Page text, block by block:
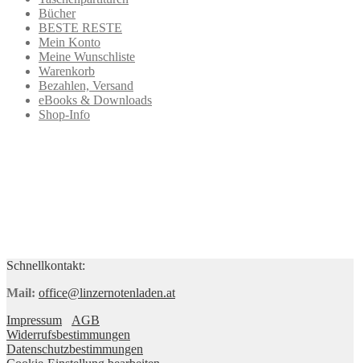
Bücher
BESTE RESTE
Mein Konto
Meine Wunschliste
Warenkorb
Bezahlen, Versand
eBooks & Downloads
Shop-Info
Schnellkontakt:
Mail: office@linzernotenladen.at
Impressum
AGB
Widerrufsbestimmungen
Datenschutzbestimmungen